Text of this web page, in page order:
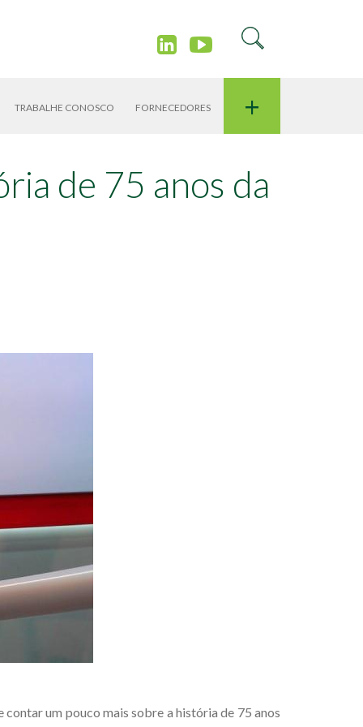
TRABALHE CONOSCO FORNECEDORES +
de 75 anos da
um pouco mais sobre a história de 75 anos